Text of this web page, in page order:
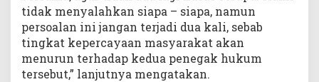
tidak menyalahkan siapa – siapa, namun
persoalan ini jangan terjadi dua kali, sebab
tingkat kepercayaan masyarakat akan
menurun terhadap kedua penegak hukum
tersebut,” lanjutnya mengatakan.